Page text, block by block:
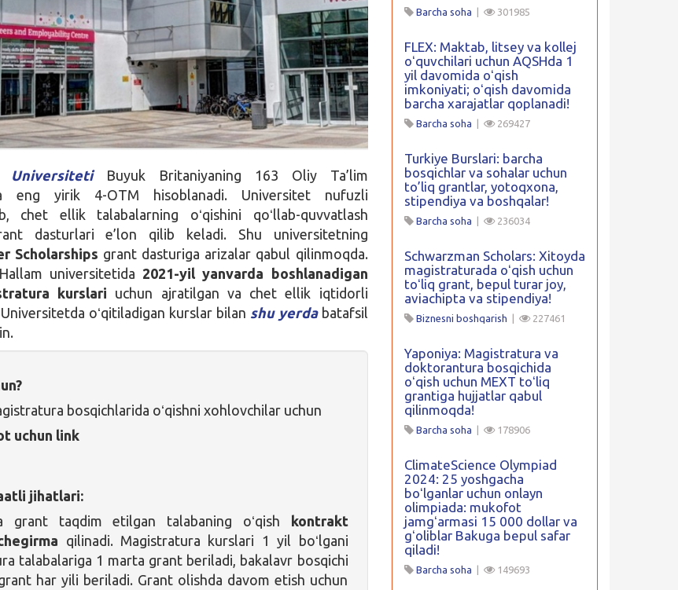
UniversitetiBuyuk Britaniyaning 163 Oliy Ta’lim
eng yirik 4-OTM hisoblanadi. Universitet nufuzli
chet ellik talabalarning oʻqishini qoʻllab-quvvatlash
dasturlari e’lon qilib keladi. Shu universitetning
Scholarships grant dasturiga arizalar qabul qilinmoqda.
universitetida 2021-yil yanvarda boshlanadigan
kurslari uchun ajratilgan va chet ellik iqtidorli
oʻqitiladigan kurslar bilan shu yerdabatafsil
bosqichlarida oʻqishni xohlovchilar uchun
uchun link
jihatlari:
grant taqdim etilgan talabaning oʻqish kontrakt
qilinadi. Magistratura kurslari 1 yil boʻlgani
talabalariga 1 marta grant beriladi, bakalavr bosqichi
har yili beriladi. Grant olishda davom etish uchun
Barcha soha 301985
FLEX: Maktab, litsey va kollej
oʻquvchilari uchun AQSHda 1
yil davomida oʻqish
imkoniyati; oʻqish davomida
barcha xarajatlar qoplanadi!
Barcha soha 269427
Turkiye Burslari: barcha
bosqichlar va sohalar uchun
to’liq grantlar, yotoqxona,
stipendiya va boshqalar!
Barcha soha 236034
Schwarzman Scholars: Xitoyda
magistraturada oʻqish uchun
toʻliq grant, bepul turar joy,
aviachipta va stipendiya!
Biznesni boshqarish 227461
Yaponiya: Magistratura va
doktorantura bosqichida
oʻqish uchun MEXT toʻliq
grantiga hujjatlar qabul
qilinmoqda!
Barcha soha 178906
ClimateScience Olympiad
2024: 25 yoshgacha
boʻlganlar uchun onlayn
olimpiada: mukofot
jamgʻarmasi 15 000 dollar va
gʻoliblar Bakuga bepul safar
qiladi!
Barcha soha 149693